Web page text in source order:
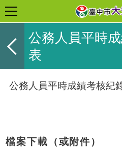
公務人員平時
表
公務人員平時成績考核紀
檔案下載（或附件）